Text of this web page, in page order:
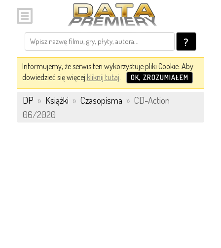
?
Informujemy, że serwis ten wykorzystuje pliki Cookie. Aby
dowiedzieć się więcej kliknij tutaj. OK, ZROZUMIAŁEM
DP » Książki » Czasopisma » CD-Action
06/2020